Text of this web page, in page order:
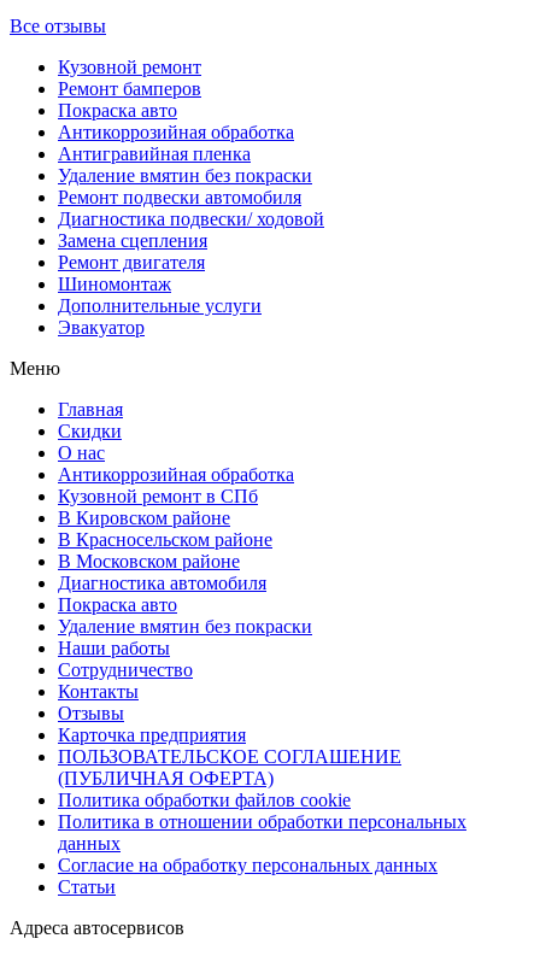
Все отзывы
Кузовной ремонт
Ремонт бамперов
Покраска авто
Антикоррозийная обработка
Антигравийная пленка
Удаление вмятин без покраски
Ремонт подвески автомобиля
Диагностика подвески/ ходовой
Замена сцепления
Ремонт двигателя
Шиномонтаж
Дополнительные услуги
Эвакуатор
Меню
Главная
Скидки
О нас
Антикоррозийная обработка
Кузовной ремонт в СПб
В Кировском районе
В Красносельском районе
В Московском районе
Диагностика автомобиля
Покраска авто
Удаление вмятин без покраски
Наши работы
Cотрудничество
Контакты
Отзывы
Карточка предприятия
ПОЛЬЗОВАТЕЛЬСКОЕ СОГЛАШЕНИЕ
(ПУБЛИЧНАЯ ОФЕРТА)
Политика обработки файлов cookie
Политика в отношении обработки персональных
данных
Согласие на обработку персональных данных
Статьи
Адреса автосервисов